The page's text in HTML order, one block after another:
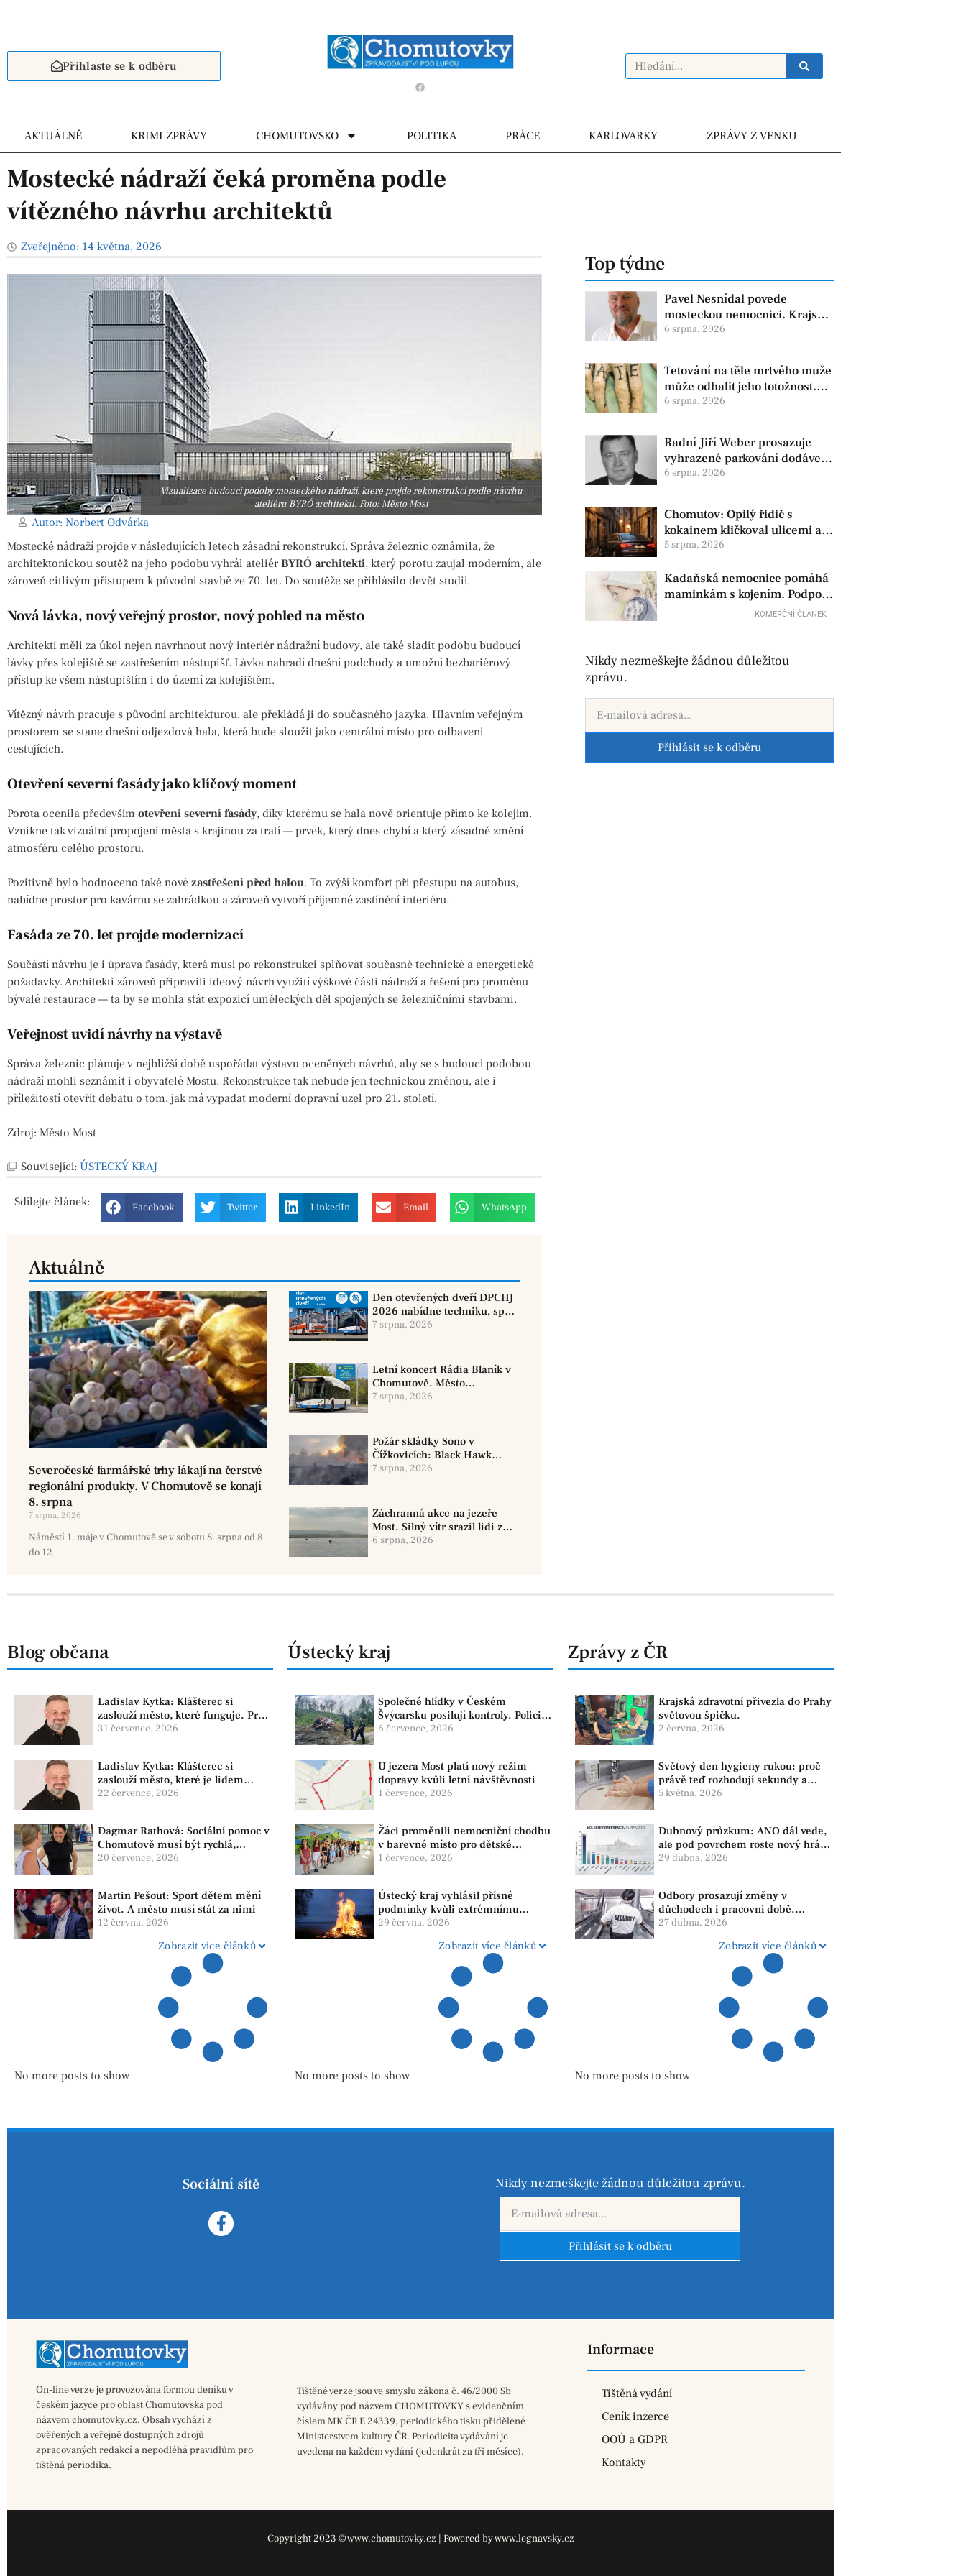
Přihlaste se k odběru
AKTUÁLNĚ KRIMI ZPRÁVY CHOMUTOVSKO POLITIKA PRÁCE KARLOVARKY ZPRÁVY Z VENKU
Mostecké nádraží čeká proměna podle
vítězného návrhu architektů
Zveřejněno: 14 května, 2026
Vizualizace budoucí podoby mosteckého nádraží, které projde rekonstrukcí podle návrhu
ateliéru BYRÓ architekti. Foto: Město Most
Autor: Norbert Odvárka
Mostecké nádraží projde v následujících letech zásadní rekonstrukcí. Správa železnic oznámila, že
architektonickou soutěž na jeho podobu vyhrál ateliérBYRÓ architekti, který porotu zaujal moderním, ale
zároveň citlivým přístupem k původní stavbě ze 70. let. Do soutěže se přihlásilo devět studií.
Nová lávka, nový veřejný prostor, nový pohled na město
Architekti měli za úkol nejen navrhnout nový interiér nádražní budovy, ale také sladit podobu budoucí
lávky přes kolejiště se zastřešením nástupišť. Lávka nahradí dnešní podchody a umožní bezbariérový
přístup ke všem nástupištím i do území za kolejištěm.
Vítězný návrh pracuje s původní architekturou, ale překládá ji do současného jazyka. Hlavním veřejným
prostorem se stane dnešní odjezdová hala, která bude sloužit jako centrální místo pro odbavení
cestujících.
Otevření severní fasády jako klíčový moment
Porota ocenila především otevření severní fasády, díky kterému se hala nově orientuje přímo ke kolejím.
Vznikne tak vizuální propojení města s krajinou za tratí — prvek, který dnes chybí a který zásadně změní
atmosféru celého prostoru.
Pozitivně bylo hodnoceno také nové zastřešení před halou. To zvýší komfort při přestupu na autobus,
nabídne prostor pro kavárnu se zahrádkou a zároveň vytvoří příjemné zastínění interiéru.
Fasáda ze 70. let projde modernizací
Součástí návrhu je i úprava fasády, která musí po rekonstrukci splňovat současné technické a energetické
požadavky. Architekti zároveň připravili ideový návrh využití výškové části nádraží a řešení pro proměnu
bývalé restaurace — ta by se mohla stát expozicí uměleckých děl spojených se železničními stavbami.
Veřejnost uvidí návrhy na výstavě
Správa železnic plánuje v nejbližší době uspořádat výstavu oceněných návrhů, aby se s budoucí podobou
nádraží mohli seznámit i obyvatelé Mostu. Rekonstrukce tak nebude jen technickou změnou, ale i
příležitostí otevřít debatu o tom, jak má vypadat moderní dopravní uzel pro 21. století.
Zdroj: Město Most
Související: ÚSTECKÝ KRAJ
Sdílejte článek: Facebook Twitter LinkedIn Email WhatsApp
Aktuálně
Severočeské farmářské trhy lákají na čerstvé
regionální produkty. V Chomutově se konají
8. srpna
7 srpna, 2026
Náměstí 1. máje v Chomutově se v sobotu 8. srpna od 8
do 12
Den otevřených dveří DPCHJ
2026 nabídne techniku, sport
i jízdy historickými vozy
7 srpna, 2026
Letní koncert Rádia Blaník v
Chomutově. Město
doporučuje využít MHD
7 srpna, 2026
Požár skládky Sono v
Čížkovicích: Black Hawk
provedl 12 shozů vody
7 srpna, 2026
Záchranná akce na jezeře
Most. Silný vítr srazil lidi z
paddleboardů, dvě osoby se
6 srpna, 2026
Top týdne
Pavel Nesnídal povede
mosteckou nemocnici. Krajská
zdravotní oznámila změnu ve
6 srpna, 2026
Tetování na těle mrtvého muže
může odhalit jeho totožnost.
Policie žádá o pomoc
6 srpna, 2026
Radní Jiří Weber prosazuje
vyhrazené parkování dodávek
v Chomutově
6 srpna, 2026
Chomutov: Opilý řidič s
kokainem kličkoval ulicemi a
zkoušel uplatit policisty
5 srpna, 2026
Kadaňská nemocnice pomáhá
maminkám s kojením. Podpora
začíná už před porodem
KOMERČNÍ ČLÁNEK
Nikdy nezmeškejte žádnou důležitou
zprávu.
Přihlásit se k odběru
Blog občana
Ladislav Kytka: Klášterec si
zaslouží město, které funguje. Proto
předkládáme program, který řeší
31 července, 2026
Ladislav Kytka: Klášterec si
zaslouží město, které je lidem
nablízku
22 července, 2026
Dagmar Rathová: Sociální pomoc v
Chomutově musí být rychlá,
srozumitelná a férová. Ne udržovat
20 července, 2026
Martin Pešout: Sport dětem mění
život. A město musí stát za nimi
12 června, 2026
Zobrazit více článků
No more posts to show
Ústecký kraj
Společné hlídky v Českém
Švýcarsku posilují kontroly. Policie
dohlíží na bezpečnost i ochranu
6 července, 2026
U jezera Most platí nový režim
dopravy kvůli letní návštěvnosti
1 července, 2026
Žáci proměnili nemocniční chodbu
v barevné místo pro dětské
pacienty
1 července, 2026
Ústecký kraj vyhlásil přísné
podmínky kvůli extrémnímu
suchu. Platí zákaz ohňů i
29 června, 2026
Zobrazit více článků
No more posts to show
Zprávy z ČR
Krajská zdravotní přivezla do Prahy
světovou špičku.
2 června, 2026
Světový den hygieny rukou: proč
právě teď rozhodují sekundy a
správné mytí rukou
5 května, 2026
Dubnový průzkum: ANO dál vede,
ale pod povrchem roste nový hráč.
Strana PRO se drží nejvýš mezi
29 dubna, 2026
Odbory prosazují změny v
důchodech i pracovní době.
Dopady pocítí i lidé v našem
27 dubna, 2026
Zobrazit více článků
No more posts to show
Sociální sítě Nikdy nezmeškejte žádnou důležitou zprávu.
Přihlásit se k odběru
On-line verze je provozována formou deníku v
českém jazyce pro oblast Chomutovska pod
názvem chomutovky.cz. Obsah vychází z
ověřených a veřejně dostupných zdrojů
zpracovaných redakcí a nepodléhá pravidlům pro
tištěná periodika.
Tištěné verze jsou ve smyslu zákona č. 46/2000 Sb
vydávány pod názvem CHOMUTOVKY s evidenčním
číslem MK ČR E 24339, periodického tisku přidělené
Ministerstvem kultury ČR. Periodicita vydávání je
uvedena na každém vydání (jedenkrát za tři měsíce).
Informace
Tištěná vydání
Ceník inzerce
OOÚ a GDPR
Kontakty
Copyright 2023 © www.chomutovky.cz | Powered by www.legnavsky.cz